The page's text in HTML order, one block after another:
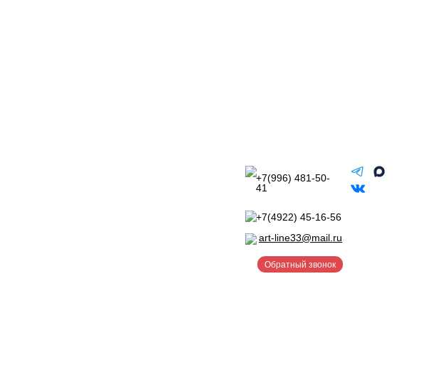
+7(996) 481-50-
41
+7(4922) 45-16-56
art-line33@mail.ru
Обратный звонок